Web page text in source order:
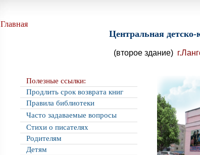
Главная
Центральная
(второе здание)
Полезные ссылки:
Продлить срок возврата книг
Правила библиотеки
Часто задаваемые вопросы
Стихи о писателях
Родителям
Детям